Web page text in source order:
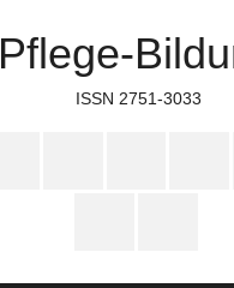
Pflege-
ISSN 2751-3033